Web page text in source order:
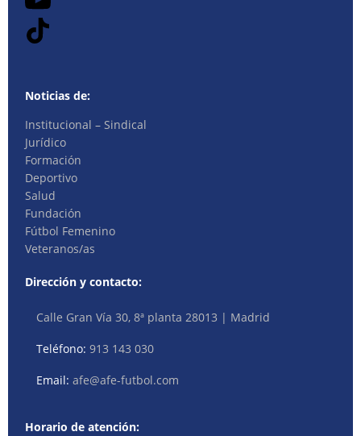
Noticias de:
Institucional – Sindical
Jurídico
Formación
Deportivo
Salud
Fundación
Fútbol Femenino
Veteranos/as
Dirección y contacto:
Calle Gran Vía 30, 8ª planta 28013 | Madrid
Teléfono:913 143 030
Email:afe@afe-futbol.com
Horario de atención: